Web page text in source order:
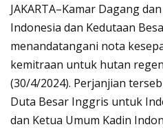
JAKARTA–Kamar Dagang
Indonesia dan Kedutaan
menandatangani nota
kemitraan untuk hutan
(30/4/2024). Perjanjian
Duta Besar Inggris untuk
dan Ketua Umum Kadin